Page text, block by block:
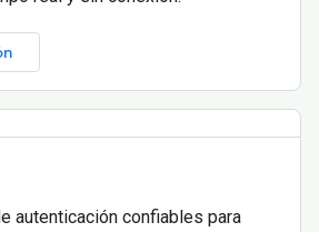
autenticación confiables para